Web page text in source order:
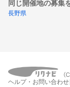
同じ開催地の募集
長野県
ヘルプ・お問い合わせ